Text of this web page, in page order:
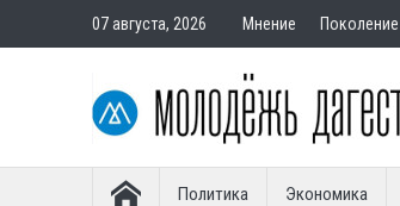
07 августа, 2026 Мнение
Политика Экономика